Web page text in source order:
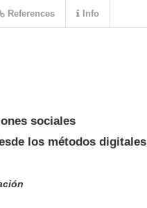
sociales
los métodos digitales
References Info